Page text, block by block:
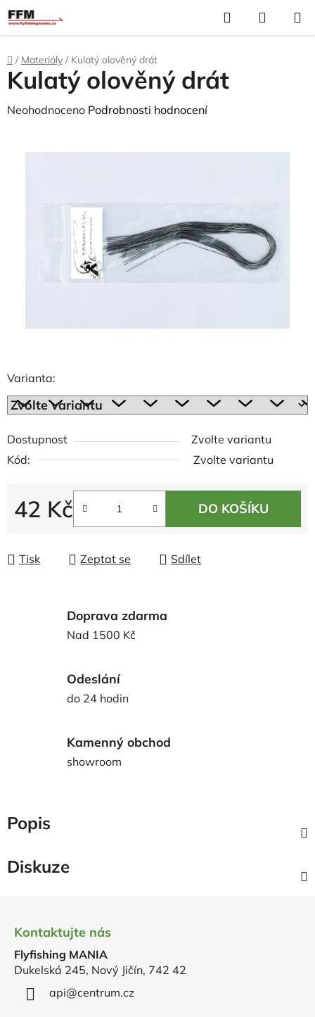
Přejít
na
obsah
Hledat
Domů
/ Materiály / Kulatý olověný drát
Varianta:
Dostupnost
Zvolte variantu
Kód:
Zvolte variantu
42 Kč
Měrná cena:
DO KOŠÍKU
Tisk Zeptat se Sdílet
Kulatý olověný drát
Průměrné
Neohodnoceno Podrobnosti hodnocení
Doprava zdarma
Nad 1500 Kč
Odeslání
do 24 hodin
Kamenný obchod
showroom
Popis
Diskuze
Kontaktujte nás
Flyfishing MANIA
Dukelská 245, Nový Jičín, 742 42
api@centrum.cz